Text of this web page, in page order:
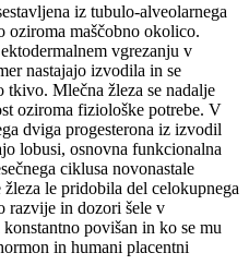
iz tubulo-alveolarnega
oziroma maščobno okolico.
vgrezanju v
nastajajo izvodila in se
tkivo. Mlečna žleza se nadalje
oziroma fiziološke potrebe. V
dviga progesterona iz izvodil
lobusi, osnovna funkcionalna
ciklusa novonastale
le pridobila del celokupnega
razvije in dozori šele v
povišan in ko se mu
in humani placentni